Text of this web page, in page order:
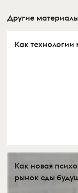
Другие
Как
Как новая
рынок еды